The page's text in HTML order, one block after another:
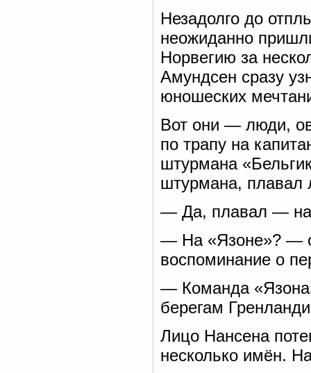
Незадолго до
неожиданно
Норвегию за
Амундсен сразу
юношеских
Вот они — люди,
по трапу на
штурмана
штурмана, плавал
— Да, плавал — на
— На «Язоне»? —
воспоминание о
— Команда
берегам
Лицо Нансена
несколько имён.